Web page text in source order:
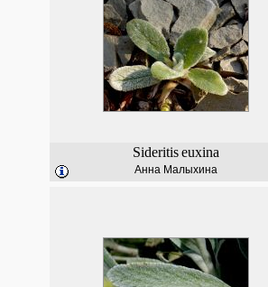
Sideritiseuxina
Анна Малыхина